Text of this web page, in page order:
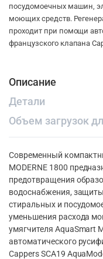
посудомоечных машин,
моющих средств.
проходит при помощи
французского клапана
Описание
Детали
Объем загрузок
Современный
MODERNE 1800
предотвращения
водоснабжения,
стиральных и
уменьшения расхода
умягчителя AquaSmart
автоматического
Cappers SCA19